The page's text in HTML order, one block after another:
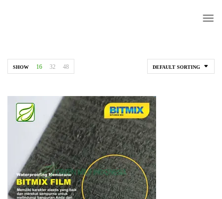
DEFAULT SORTING
SHOW 16 32 48